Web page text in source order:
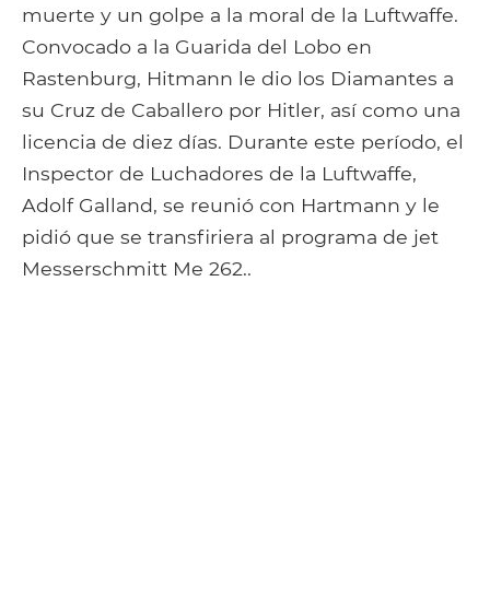
muerte y un golpe a la moral de la Luftwaffe.
Convocado a la Guarida del Lobo en
Rastenburg, Hitmann le dio los Diamantes a
su Cruz de Caballero por Hitler, así como una
licencia de diez días. Durante este período, el
Inspector de Luchadores de la Luftwaffe,
Adolf Galland, se reunió con Hartmann y le
pidió que se transfiriera al programa de jet
Messerschmitt Me 262..